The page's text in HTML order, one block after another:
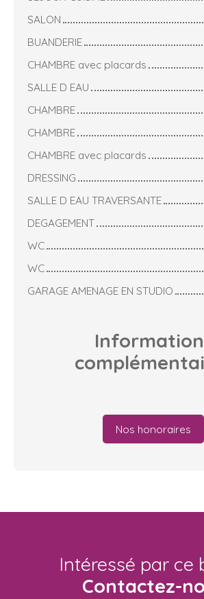
SALON
BUANDERIE
CHAMBRE avec placards
SALLE D EAU
CHAMBRE
CHAMBRE
CHAMBRE avec placards
DRESSING
SALLE D EAU TRAVERSANTE
DEGAGEMENT
WC
WC
GARAGE AMENAGE EN STUDIO
Nos honoraires
Intéressé par ce
Contactez-